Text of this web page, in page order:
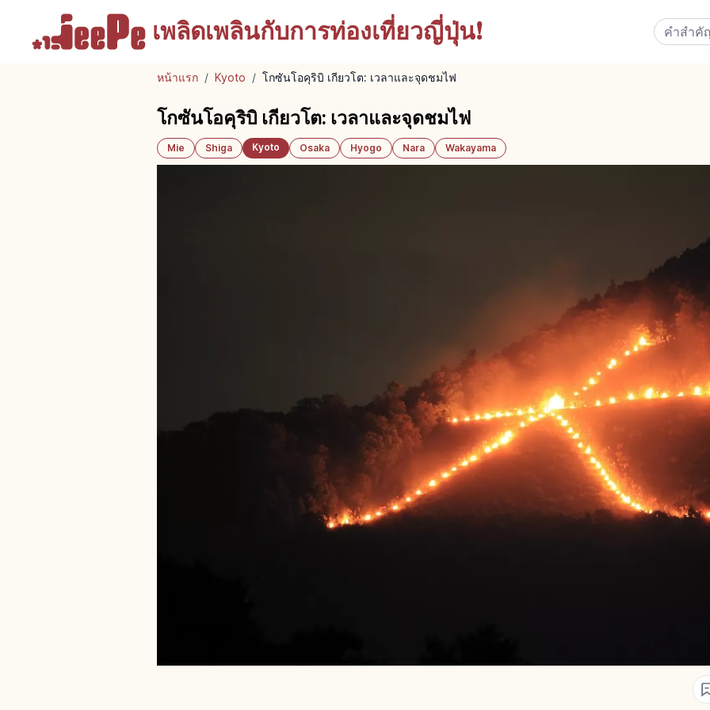
เพลิดเพลินกับการท่องเที่ยวญี่ปุ่น!
หน้าแรก / Kyoto / โกซันโอคุริบิ เกียวโต: เวลาและจุดชมไฟ
โกซันโอคุริบิ เกียวโต: เวลาและจุดชมไฟ
Mie Shiga Kyoto Osaka Hyogo Nara Wakayama